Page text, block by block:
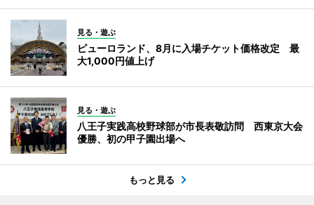
見る・遊ぶ
ピューロランド、8月に入場チケット価格改定 最
大1,000円値上げ
見る・遊ぶ
八王子実践高校野球部が市長表敬訪問 西東京大会
優勝、初の甲子園出場へ
もっと見る